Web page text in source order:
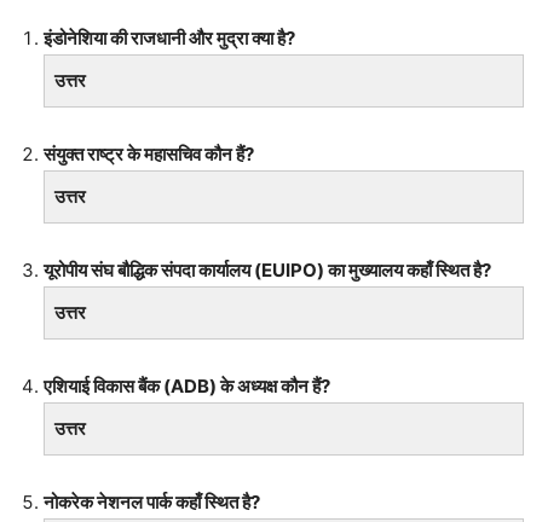
इंडोनेशिया की राजधानी और मुद्रा क्या है?
उत्तर
संयुक्त राष्ट्र के महासचिव कौन हैं?
उत्तर
यूरोपीय संघ बौद्धिक संपदा कार्यालय (EUIPO) का मुख्यालय कहाँ स्थित है?
उत्तर
एशियाई विकास बैंक (ADB) के अध्यक्ष कौन हैं?
उत्तर
नोकरेक नेशनल पार्क कहाँ स्थित है?